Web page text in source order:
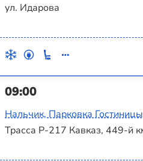
ул. Идарова
09:00
Нальчик, Парковка
Трасса Р-217 Кавказ, 449-й